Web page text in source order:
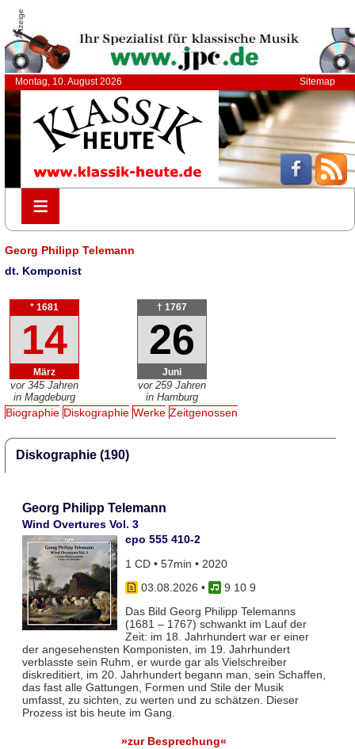
Anzeige
Montag, 10. August 2026 Sitemap
≡
≡
Georg Philipp Telemann
dt. Komponist
* 1681
14
März
vor 345 Jahren
in Magdeburg
† 1767
26
Juni
vor 259 Jahren
in Hamburg
Biographie Diskographie Werke Zeitgenossen
Diskographie (190)
Georg Philipp Telemann
Wind Overtures Vol. 3
cpo 555 410-2
1 CD • 57min • 2020
03.08.2026 •
9 10 9
Das Bild Georg Philipp Telemanns
(1681 – 1767) schwankt im Lauf der
Zeit: im 18. Jahrhundert war er einer
der angesehensten Komponisten, im 19. Jahrhundert
verblasste sein Ruhm, er wurde gar als Vielschreiber
diskreditiert, im 20. Jahrhundert begann man, sein Schaffen,
das fast alle Gattungen, Formen und Stile der Musik
umfasst, zu sichten, zu werten und zu schätzen. Dieser
Prozess ist bis heute im Gang.
»zur Besprechung«